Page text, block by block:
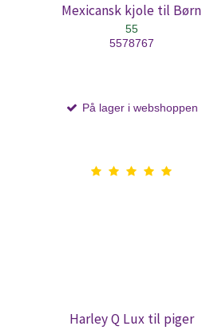
Mexicansk kjole til Børn
55
5578767
På lager i webshoppen
Harley Q Lux til piger